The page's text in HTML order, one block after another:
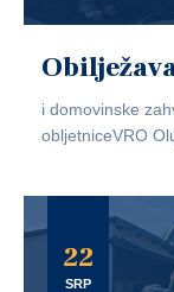
i domovinske
obljetniceVRO
22
SRP